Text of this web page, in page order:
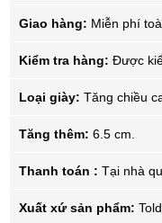
Giao hàng: Miễn phí
Kiểm tra hàng: Được
Loại giày: Tăng chiều
Tăng thêm: 6.5 cm.
Thanh toán : Tại nhà
Xuất xứ sản phẩm: